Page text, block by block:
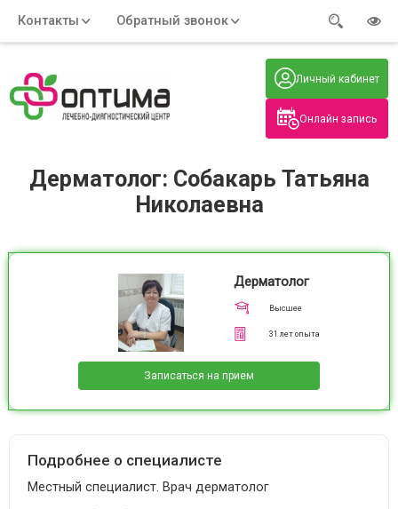
Онлайн запись
Личный кабинет
Контакты
Обратный звонок
Адрес:
Часы работы: Телефон:
+7 (914) 579-77-99
Нажмите на номер, чтобы
позвонить
Дерматолог: Собакарь Татьяна
Николаевна
Дерматолог
Высшее
31 лет опыта
Записаться на прием
Подробнее о специалисте
Местный специалист. Врач дерматолог